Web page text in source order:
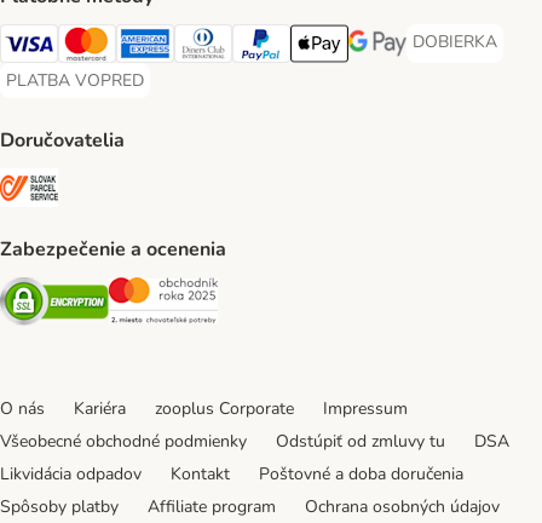
Visa Payment Method
Mastercard Payment Method
American Express Payment Method
Diners Club Payment Method
PayPal Payment Method
Apple Pay Payment Method
Google Pay Payment
DOBIERKA
DOBIERKA
PLATBA VOPRED
PLATBA VOPRED Payment Method
Doručovatelia
Zabezpečenie a ocenenia
Security Security
O nás Kariéra zooplus Corporate
Impressum
Všeobecné obchodné podmienky
Odstúpiť od zmluvy tu
DSA
Likvidácia odpadov
Kontakt
Poštovné a doba doručenia
Spôsoby platby
Affiliate program Ochrana osobných údajov